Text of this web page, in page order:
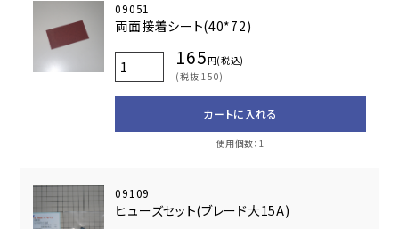
09051
両面接着シート(40*72)
165円(税込)
(税抜 150)
カートに入れる
使用個数：1
09109
ヒューズセット(ブレード大15A)